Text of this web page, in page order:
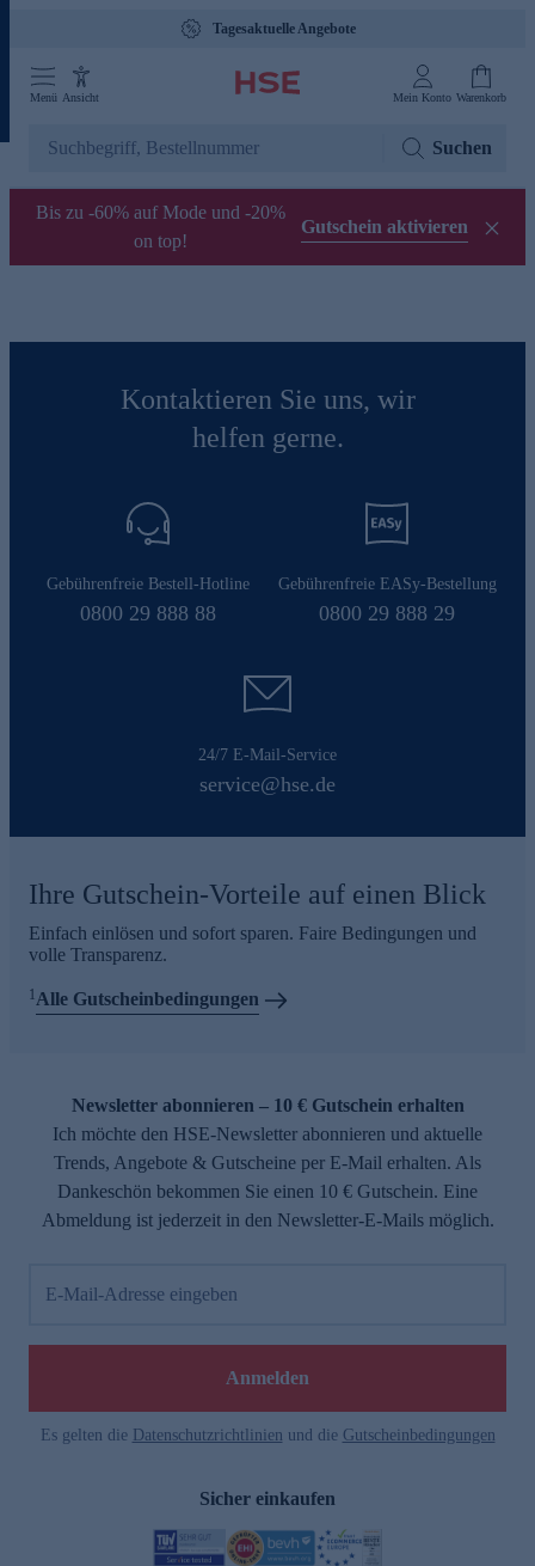
Tagesaktuelle Angebote
Menü Ansicht Mein Konto Warenkorb
Suchen
Bis zu -60% auf Mode und -20%
on top!
Gutschein aktivieren
Kontaktieren Sie uns, wir
helfen gerne.
Gebührenfreie Bestell-Hotline
0800 29 888 88
Gebührenfreie EASy-Bestellung
0800 29 888 29
24/7 E-Mail-Service
service@hse.de
Ihre Gutschein-Vorteile auf einen Blick
Einfach einlösen und sofort sparen. Faire Bedingungen und
volle Transparenz.
1Alle Gutscheinbedingungen
Newsletter abonnieren – 10 € Gutschein erhalten
Ich möchte den HSE-Newsletter abonnieren und aktuelle
Trends, Angebote & Gutscheine per E-Mail erhalten. Als
Dankeschön bekommen Sie einen 10 € Gutschein. Eine
Abmeldung ist jederzeit in den Newsletter-E-Mails möglich.
E-Mail-Adresse eingeben
Anmelden
Es gelten die Datenschutzrichtlinien und die Gutscheinbedingungen
Sicher einkaufen